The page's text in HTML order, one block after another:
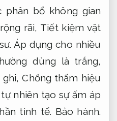
phân bổ không gian
rãi, Tiết kiệm vật
Áp dụng cho nhiều
dùng là trắng,
ghi,Chống thấm hiệu
nhiên tạo sự ấm áp
tinh tế. Bảo hành.